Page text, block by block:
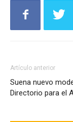
Artículo anterior
Suena nuevo
Directorio para el